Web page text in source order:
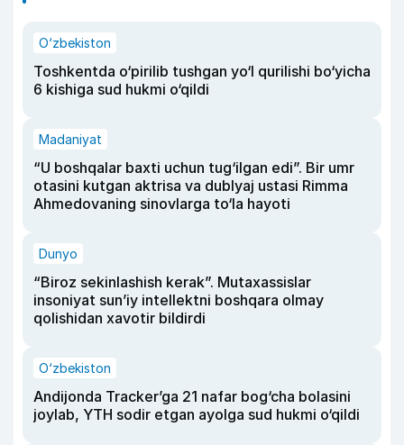
O‘zbekiston
Toshkentda o‘pirilib tushgan yo‘l qurilishi bo‘yicha
6 kishiga sud hukmi o‘qildi
Madaniyat
“U boshqalar baxti uchun tug‘ilgan edi”. Bir umr
otasini kutgan aktrisa va dublyaj ustasi Rimma
Ahmedovaning sinovlarga to‘la hayoti
Dunyo
“Biroz sekinlashish kerak”. Mutaxassislar
insoniyat sun’iy intellektni boshqara olmay
qolishidan xavotir bildirdi
O‘zbekiston
Andijonda Tracker’ga 21 nafar bog‘cha bolasini
joylab, YTH sodir etgan ayolga sud hukmi o‘qildi